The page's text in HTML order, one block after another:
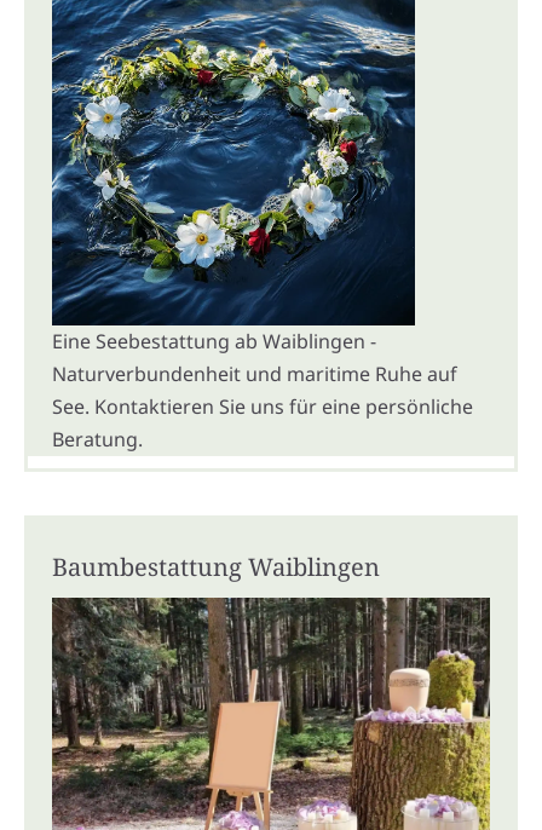
Eine Seebestattung ab Waiblingen -
Naturverbundenheit und maritime Ruhe auf
See. Kontaktieren Sie uns für eine persönliche
Beratung.
Baumbestattung Waiblingen